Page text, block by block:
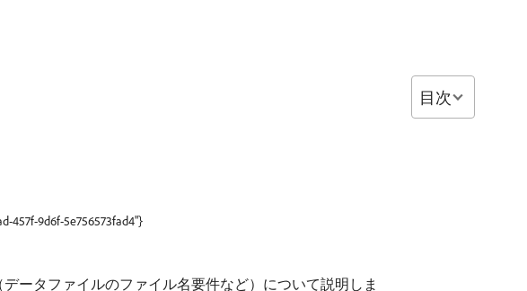
457f-9d6f-5e756573fad4"}
ータファイルのファイル名要件など）について説明しま
目次